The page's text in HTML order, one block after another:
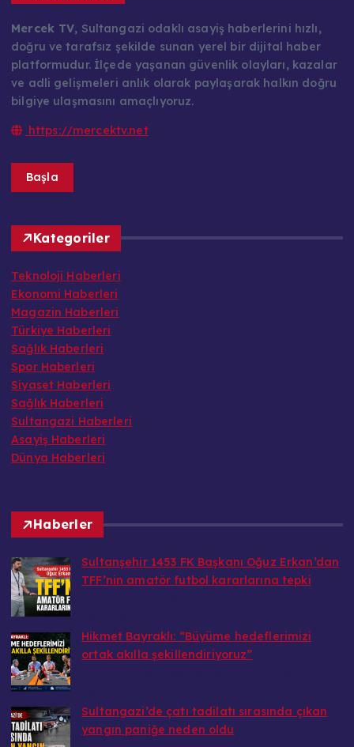
Mercek TV, Sultangazi odaklı asayiş haberlerini hızlı,
doğru ve tarafsız şekilde sunan yerel bir dijital haber
platformudur. İlçede yaşanan güvenlik olayları, kazalar
ve adli gelişmeleri anlık olarak paylaşarak halkın doğru
bilgiye ulaşmasını amaçlıyoruz.
https://mercektv.net
Başla
Kategoriler
Teknoloji Haberleri
Ekonomi Haberleri
Magazin Haberleri
Türkiye Haberleri
Sağlık Haberleri
Spor Haberleri
Siyaset Haberleri
Sağlık Haberleri
Sultangazi Haberleri
Asayiş Haberleri
Dünya Haberleri
Haberler
Sultanşehir 1453 FK Başkanı Oğuz Erkan’dan
TFF’nin amatör futbol kararlarına tepki
Hikmet Bayraklı: “Büyüme hedeflerimizi
ortak akılla şekillendiriyoruz”
Sultangazi’de çatı tadilatı sırasında çıkan
yangın paniğe neden oldu